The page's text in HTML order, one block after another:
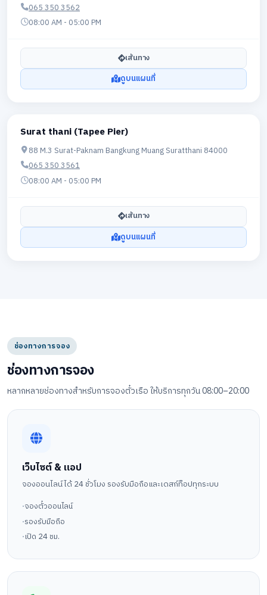
065 350 3562
08:00 AM - 05:00 PM
เส้นทาง
ดูบนแผนที่
Surat thani (Tapee Pier)
88 M.3 Surat-Paknam Bangkung Muang Suratthani 84000
065 350 3561
08:00 AM - 05:00 PM
เส้นทาง
ดูบนแผนที่
ช่องทางการจอง
ช่องทางการจอง
หลากหลายช่องทางสำหรับการจองตั๋วเรือ ให้บริการทุกวัน 08:00–20:00
เว็บไซต์ & แอป
จองออนไลน์ได้ 24 ชั่วโมง รองรับมือถือและเดสก์ท็อปทุกระบบ
จองตั๋วออนไลน์
รองรับมือถือ
เปิด 24 ชม.